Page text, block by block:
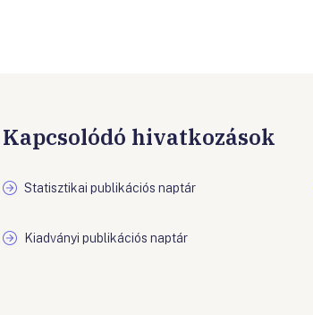
Kapcsolódó hivatkozások
Statisztikai publikációs naptár
Kiadványi publikációs naptár